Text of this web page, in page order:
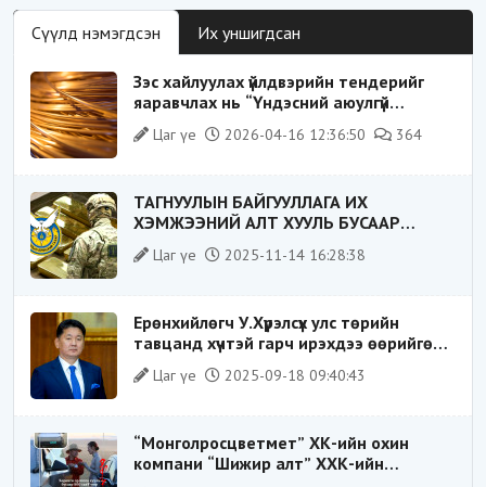
Сүүлд нэмэгдсэн Их уншигдсан
Зэс хайлуулах үйлдвэрийн тендерийг
яаравчлах нь “Үндэсний аюулгүй
байдал“-д эрсдэлтэй юу?
Цаг үе 2026-04-16 12:36:50 364
ТАГНУУЛЫН БАЙГУУЛЛАГА ИХ
ХЭМЖЭЭНИЙ АЛТ ХУУЛЬ БУСААР
ХИЛЭЭР ГАРГАХ ГЭЖ БАЙСАН
ҮЙЛДЛИЙГ ТАСЛАН ЗОГСООЛОО
Цаг үе 2025-11-14 16:28:38
Ерөнхийлөгч У.Хүрэлсүх улс төрийн
тавцанд хүчтэй гарч ирэхдээ өөрийгөө
шударга ёсны төлөө тэмцэгч, “хуучин
тогтолцооны хонгилыг нураагч” гэсэн
Цаг үе 2025-09-18 09:40:43
“Монголросцветмет” ХК-ийн охин
компани “Шижир алт” ХХК-ийн